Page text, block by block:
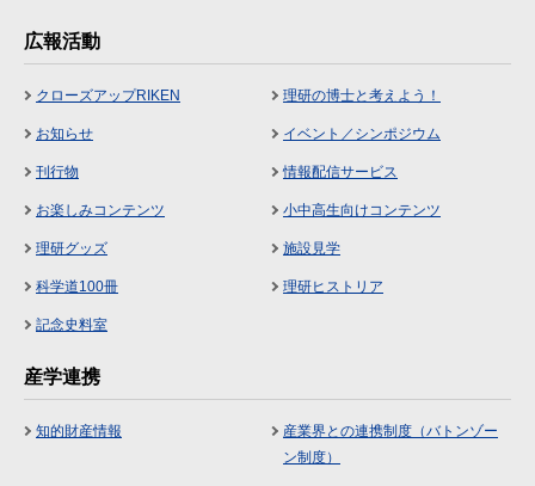
広報活動
クローズアップRIKEN 理研の博士と考えよう！
お知らせ イベント／シンポジウム
刊行物 情報配信サービス
お楽しみコンテンツ 小中高生向けコンテンツ
理研グッズ 施設見学
科学道100冊 理研ヒストリア
記念史料室
産学連携
知的財産情報
産業界との連携制度（バトンゾー
ン制度）